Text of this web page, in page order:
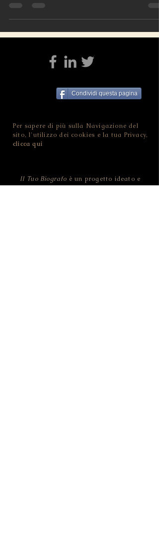
Per sapere di più sulla Navigazione del
sito, l'utilizzo dei cookies e la tua Privacy,